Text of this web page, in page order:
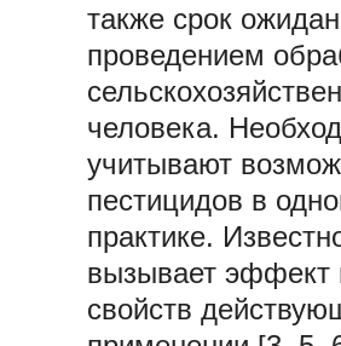
также срок
проведением
человека.
учитывают
пестицидов в
практике.
вызывает эффект
свойств